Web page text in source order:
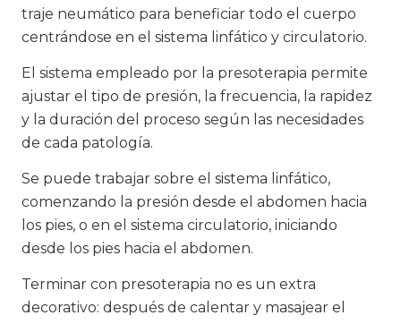
traje neumático para beneficiar todo el cuerpo
centrándose en el sistema linfático y circulatorio.
El sistema empleado por la presoterapia permite
ajustar el tipo de presión, la frecuencia, la rapidez
y la duración del proceso según las necesidades
de cada patología.
Se puede trabajar sobre el sistema linfático,
comenzando la presión desde el abdomen hacia
los pies, o en el sistema circulatorio, iniciando
desde los pies hacia el abdomen.
Terminar con presoterapia no es un extra
decorativo: después de calentar y masajear el